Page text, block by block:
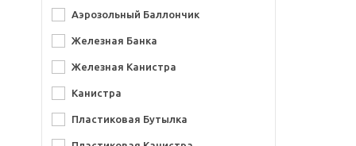
Аэрозольный Баллончик
Железная Банка
Железная Канистра
Канистра
Пластиковая Бутылка